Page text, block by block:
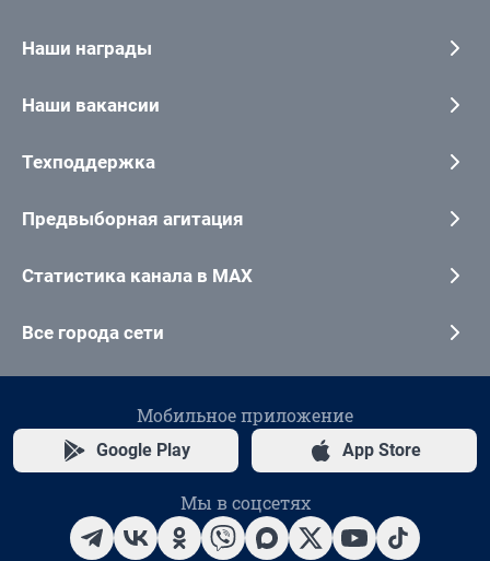
Наши награды
Наши вакансии
Техподдержка
Предвыборная агитация
Статистика канала в MAX
Все города сети
Мобильное приложение
Google Play App Store
Мы в соцсетях